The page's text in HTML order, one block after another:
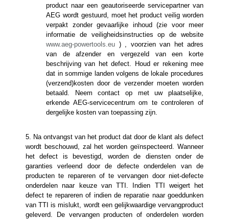
product naar een geautoriseerde servicepartner van
AEG wordt gestuurd, moet het product veilig worden
verpakt zonder gevaarlijke inhoud (zie voor meer
informatie de veiligheidsinstructies op de website
www.aeg-powertools.eu ) , voorzien van het adres
van de afzender en vergezeld van een korte
beschrijving van het defect. Houd er rekening mee
dat in sommige landen volgens de lokale procedures
(verzend)kosten door de verzender moeten worden
betaald. Neem contact op met uw plaatselijke,
erkende AEG-servicecentrum om te controleren of
dergelijke kosten van toepassing zijn.
5. Na ontvangst van het product dat door de klant als defect
wordt beschouwd, zal het worden geïnspecteerd. Wanneer
het defect is bevestigd, worden de diensten onder de
garanties verleend door de defecte onderdelen van de
producten te repareren of te vervangen door niet-defecte
onderdelen naar keuze van TTI. Indien TTI weigert het
defect te repareren of indien de reparatie naar goeddunken
van TTI is mislukt, wordt een gelijkwaardige vervangproduct
geleverd. De vervangen producten of onderdelen worden